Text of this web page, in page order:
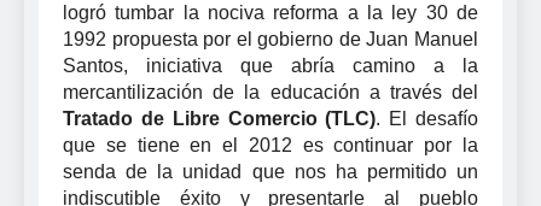
logró tumbar la nociva reforma a la ley 30 de
1992 propuesta por el gobierno de Juan Manuel
Santos, iniciativa que abría camino a la
mercantilización de la educación a través del
Tratado de Libre Comercio (TLC). El desafío
que se tiene en el 2012 es continuar por la
senda de la unidad que nos ha permitido un
indiscutible éxito y presentarle al pueblo